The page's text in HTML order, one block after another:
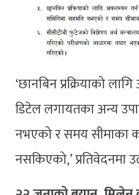
‘छानबिन प्रक्रियाको
डिटेल लगायतका अन्य
नभएको र समय सीमाका
नसकिएको,’ प्रतिवेदनमा